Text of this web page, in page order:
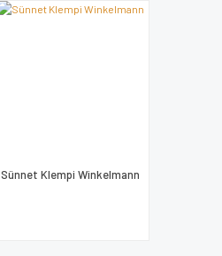
Sünnet Klempi Winkelmann